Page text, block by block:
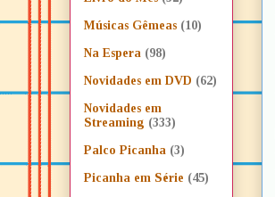
Músicas Gêmeas (10)
Na Espera (98)
Novidades em DVD (62)
Novidades em
Streaming (333)
Palco Picanha (3)
Picanha em Série (45)